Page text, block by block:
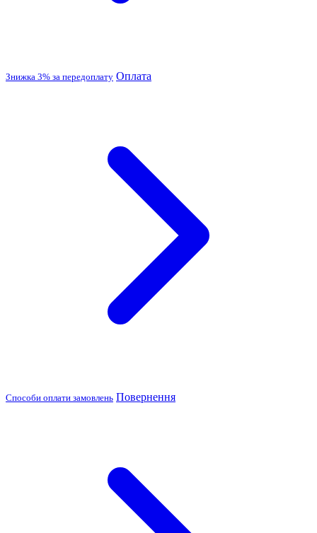
Знижка 3% за передоплату Оплата
Способи оплати замовлень Повернення